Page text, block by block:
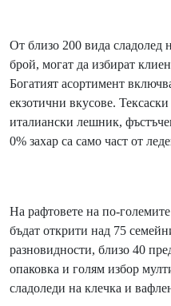
От близо 200 вида сладолед
брой, могат да избират
Богатият асортимент
екзотични вкусове.
италиански лешник,
0% захар са само част от
На рафтовете на по-
бъдат открити над 75
разновидности, близо 40
опаковка и голям избор
сладоледи на клечка и